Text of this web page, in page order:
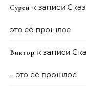
Сурен к записи
это её прошлое
Виктор к записи
– это её прошлое